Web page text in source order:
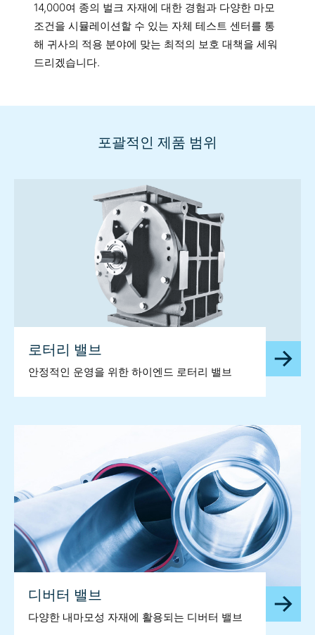
14,000여 종의 벌크 자재에 대한 경험과 다양한 마모
조건을 시뮬레이션할 수 있는 자체 테스트 센터를 통
해 귀사의 적용 분야에 맞는 최적의 보호 대책을 세워
드리겠습니다.
포괄적인 제품 범위
로터리 밸브
안정적인 운영을 위한 하이엔드 로터리 밸브
디버터 밸브
다양한 내마모성 자재에 활용되는 디버터 밸브